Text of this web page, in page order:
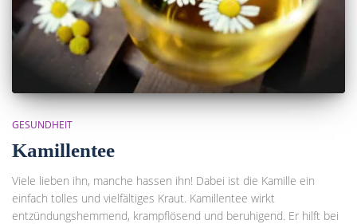
GESUNDHEIT
Kamillentee
Viele lieben ihn, manche hassen ihn! Dabei ist die Kamille ein
einfach tolles und vielfältiges Kraut. Kamillentee wirkt
entzündungshemmend, krampflösend und beruhigend. Er hilft bei